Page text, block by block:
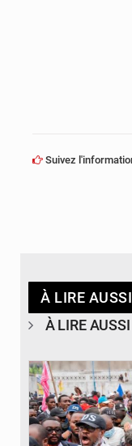
Suivez
À LIRE AUSSI
À LIRE AUSSI